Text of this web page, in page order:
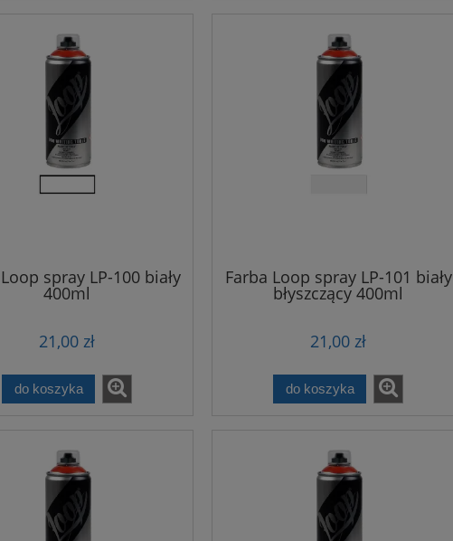
spray LP-100 biały
400ml
21,00 zł
do koszyka
Farba Loop spray LP-101 biały
błyszczący 400ml
21,00 zł
do koszyka